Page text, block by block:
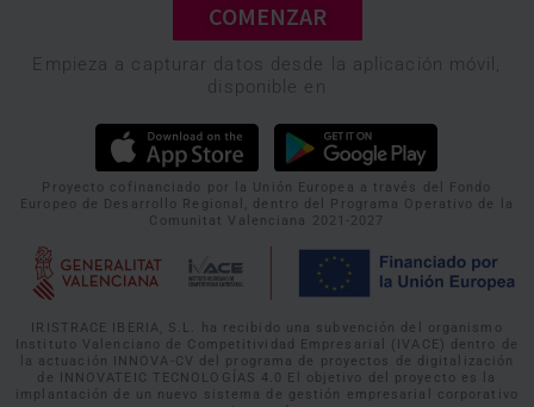
COMENZAR
Empieza a capturar datos desde la aplicación móvil,
disponible en
Proyecto cofinanciado por la Unión Europea a través del Fondo
Europeo de Desarrollo Regional, dentro del Programa Operativo de la
Comunitat Valenciana 2021-2027
IRISTRACE IBERIA, S.L. ha recibido una subvención del organismo
Instituto Valenciano de Competitividad Empresarial (IVACE) dentro de
la actuación INNOVA-CV del programa de proyectos de digitalización
de INNOVATEIC TECNOLOGÍAS 4.0 El objetivo del proyecto es la
implantación de un nuevo sistema de gestión empresarial corporativo